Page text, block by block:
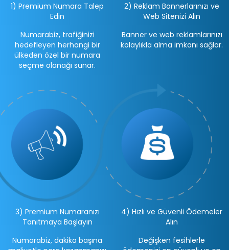
1) Premium Numara Talep
Edin
Numarabiz, trafiğinizi
hedefleyen herhangi bir
ülkeden özel bir numara
seçme olanağı sunar.
2) Reklam Bannerlarınızı ve
Web Sitenizi Alın
Banner ve web reklamlarınızı
kolaylıkla alma imkanı sağlar.
3) Premium Numaranızı
Tanıtmaya Başlayın
Numarabiz, dakika başına
4) Hızlı ve Güvenli Ödemeler
Alın
Değişken fesihlerle